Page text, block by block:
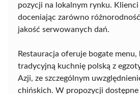
pozycji na lokalnym rynku.
doceniając zarówno
jakość serwowanych dań.
Restauracja oferuje bogate menu,
tradycyjną kuchnię polską z
Azji, ze szczególnym
chińskich. W propozycji dostępne